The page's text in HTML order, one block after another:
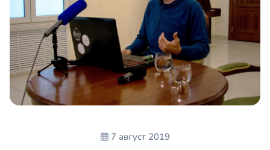
7 август 2019